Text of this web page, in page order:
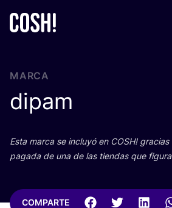
MARCA
dipam
Esta mar­ca se inclu­yó en COSH! gra­cias
paga­da de una de las tien­das que
COMPARTE